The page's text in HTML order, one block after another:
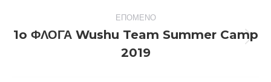
ΕΠΌΜΕΝΟ
post:
1o ΦΛΟΓΑ Wushu Team Summer Camp
2019